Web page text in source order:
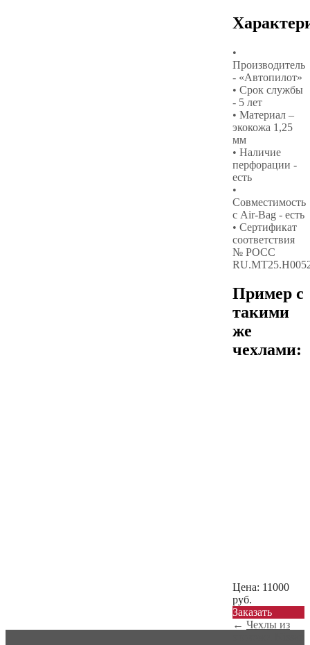
•
Производитель
- «Автопилот»
• Срок службы
- 5 лет
• Материал –
экокожа 1,25
мм
• Наличие
перфорации -
есть
•
Совместимость
с Air-Bag - есть
• Сертификат
соответствия
№ РОСС
Пример с
такими
же
чехлами:
Цена: 11000
руб.
Заказать
← Чехлы из